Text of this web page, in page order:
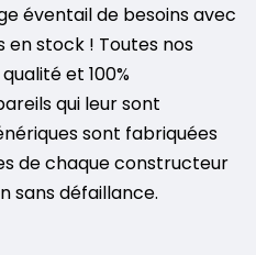
éventail de besoins avec
en stock ! Toutes nos
et 100%
qui leur sont
sont fabriquées
de chaque constructeur
sans défaillance.